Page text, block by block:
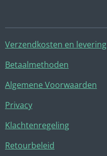
Verzendkosten en levering
Betaalmethoden
Algemene Voorwaarden
Privacy
Klachtenregeling
Retourbeleid